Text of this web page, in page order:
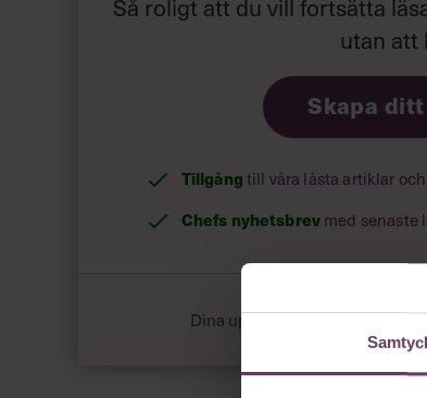
utan att
Skapa
Tillgångtill våra låsta artiklar
Chefs nyhetsbrevmed senaste
Dina uppgifter delas aldrig med